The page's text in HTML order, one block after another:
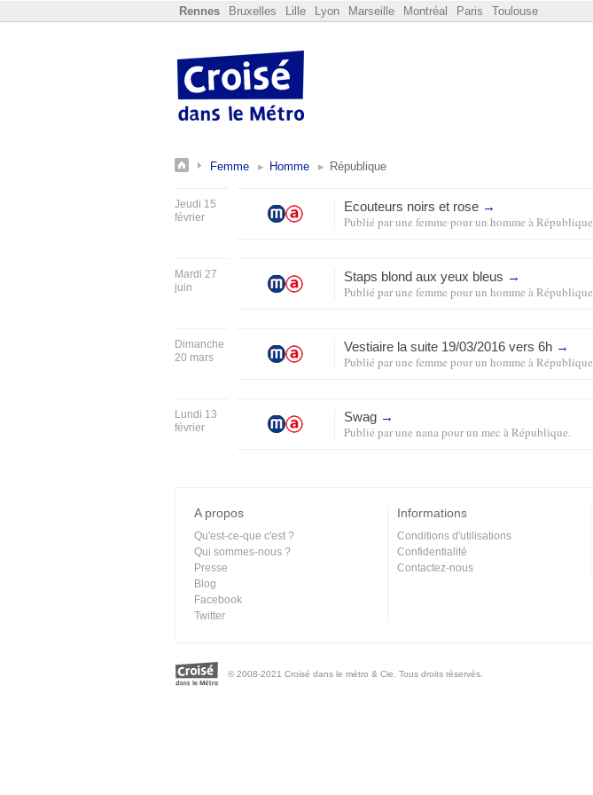
Rennes Bruxelles Lille Lyon Marseille Montréal Paris Toulouse
Femme Homme République
Jeudi 15
février
Ecouteurs noirs et rose →
Publié parune femme pour un homme àRépublique
Mardi 27
juin
Staps blond aux yeux bleus →
Publié parune femme pour un homme àRépublique
Dimanche
20 mars
Vestiaire la suite 19/03/2016 vers 6h →
Publié parune femme pour un homme àRépublique
Lundi 13
février
Swag →
Publié parune nana pour un mec àRépublique.
A propos
Qu'est-ce-que c'est ?
Qui sommes-nous ?
Presse
Blog
Facebook
Twitter
Informations
Conditions d'utilisations
Confidentialité
Contactez-nous
© 2008-2021 Croisé dans le métro & Cie. Tous droits réservés.